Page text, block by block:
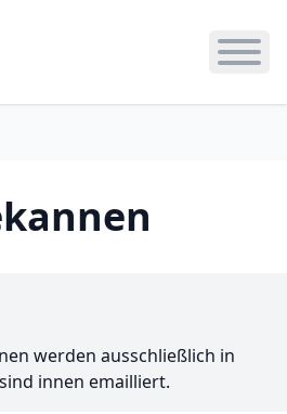
werden ausschließlich in
innen emailliert.